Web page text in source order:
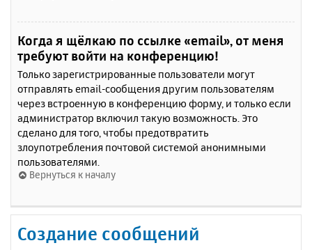
Когда я щёлкаю по ссылке «email», от меня
требуют войти на конференцию!
Только зарегистрированные пользователи могут
отправлять email-сообщения другим пользователям
через встроенную в конференцию форму, и только если
администратор включил такую возможность. Это
сделано для того, чтобы предотвратить
злоупотребления почтовой системой анонимными
пользователями.
Вернуться к началу
Создание сообщений